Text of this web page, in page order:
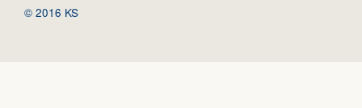
© 2016 KS